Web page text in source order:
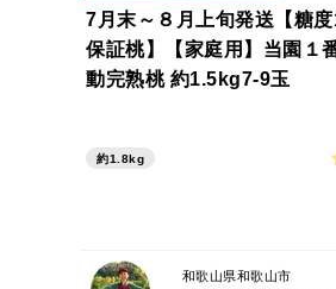
7月末～８月上旬発送【糖
保証桃】【家庭用】当園１
動完熟桃 約1.5kg7-9玉
約1.8kg
和歌山県和歌山市